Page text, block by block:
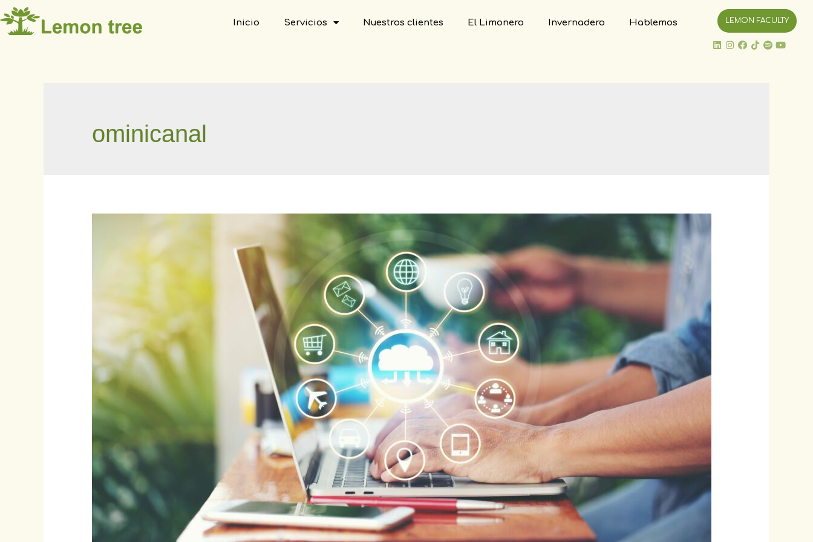
Inicio Servicios Nuestros clientes El Limonero Invernadero Hablemos LEMON FACULTY
ominicanal